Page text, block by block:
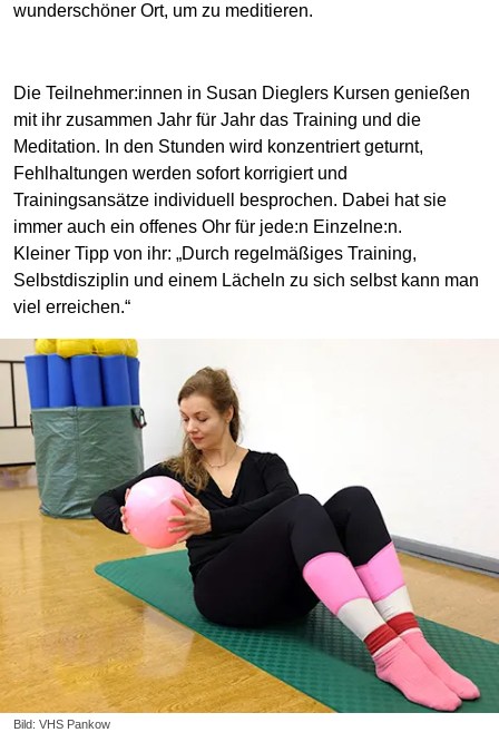
wunderschöner Ort, um zu meditieren.
Bild: VHS Pankow
Die Teilnehmer:innen in Susan Dieglers Kursen genießen
mit ihr zusammen Jahr für Jahr das Training und die
Meditation. In den Stunden wird konzentriert geturnt,
Fehlhaltungen werden sofort korrigiert und
Trainingsansätze individuell besprochen. Dabei hat sie
immer auch ein offenes Ohr für jede:n Einzelne:n.
Kleiner Tipp von ihr: „Durch regelmäßiges Training,
Selbstdisziplin und einem Lächeln zu sich selbst kann man
viel erreichen.“